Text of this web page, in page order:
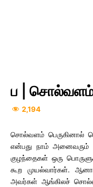
ப |
2,194
சொல்வளம் பெருகினால்
என்பது நாம் அனைவரும்
குழந்தைகள் ஒரு
கூற முயல்வார்கள்.
அவர்கள் ஆங்கிலச்